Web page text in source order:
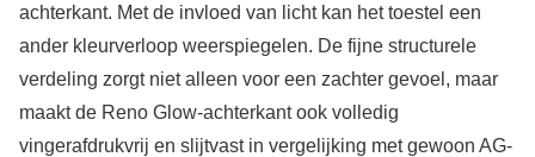
achterkant. Met de invloed van licht kan het toestel een
ander kleurverloop weerspiegelen. De fijne structurele
verdeling zorgt niet alleen voor een zachter gevoel, maar
maakt de Reno Glow-achterkant ook volledig
vingerafdrukvrij en slijtvast in vergelijking met gewoon AG-